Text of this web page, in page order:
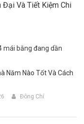
Đại Và Tiết Kiệm Chi
mái bằng đang dần
Năm Nào Tốt Và Cách
Đông Chí